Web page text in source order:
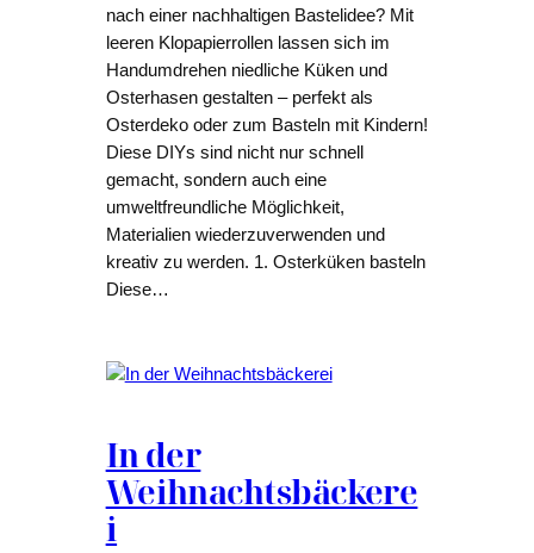
nach einer nachhaltigen Bastelidee? Mit
leeren Klopapierrollen lassen sich im
Handumdrehen niedliche Küken und
Osterhasen gestalten – perfekt als
Osterdeko oder zum Basteln mit Kindern!
Diese DIYs sind nicht nur schnell
gemacht, sondern auch eine
umweltfreundliche Möglichkeit,
Materialien wiederzuverwenden und
kreativ zu werden. 1. Osterküken basteln
Diese…
In der
Weihnachtsbäckere
i